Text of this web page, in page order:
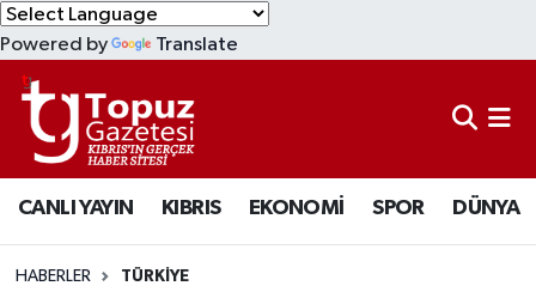
Powered by Translate
CANLI YAYIN KIBRIS EKONOMİ SPOR DÜNYA
HABERLER TÜRKİYE
KIBRIS
DÜNYA
EKONOMİ
MAGAZİN
Lefkoşa Nöbetçi Eczaneler
Lefkoşa Hava Durumu
Lefkoşa Trafik Yoğunluk Haritası
Süper Lig Puan Durumu ve Fikstür